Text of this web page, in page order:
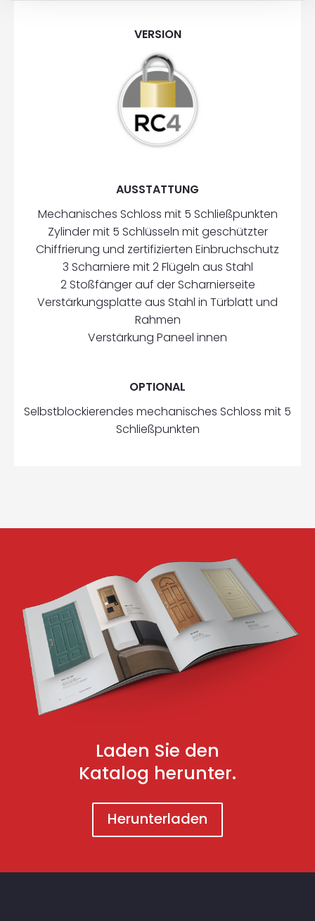
VERSION
AUSSTATTUNG
Mechanisches Schloss mit 5 Schließpunkten
Zylinder mit 5 Schlüsseln mit geschützter
Chiffrierung und zertifizierten Einbruchschutz
3 Scharniere mit 2 Flügeln aus Stahl
2 Stoßfänger auf der Scharnierseite
Verstärkungsplatte aus Stahl in Türblatt und
Rahmen
Verstärkung Paneel innen
OPTIONAL
Selbstblockierendes mechanisches Schloss mit 5
Schließpunkten
Laden Sie den
Katalog herunter.
Herunterladen